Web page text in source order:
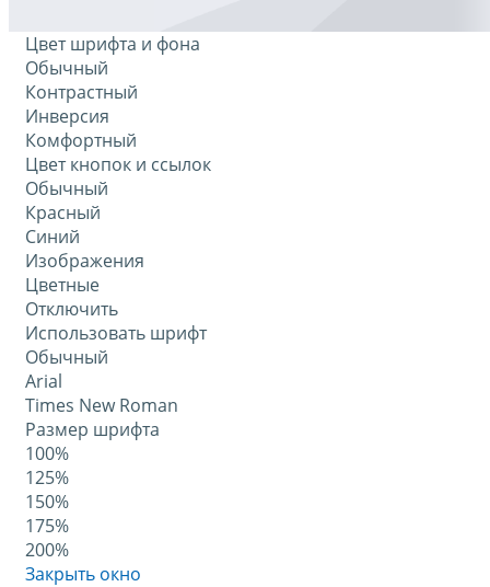
Цвет шрифта и фона
Обычный
Контрастный
Инверсия
Комфортный
Цвет кнопок и ссылок
Обычный
Красный
Синий
Изображения
Цветные
Отключить
Использовать шрифт
Обычный
Arial
Times New Roman
Размер шрифта
100%
125%
150%
175%
200%
Закрыть окно